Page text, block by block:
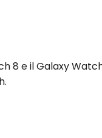
e il Galaxy